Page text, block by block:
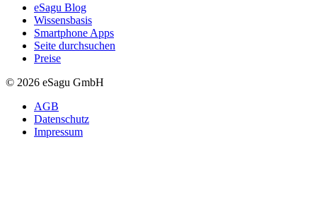
eSagu Blog
Wissensbasis
Smartphone Apps
Seite durchsuchen
Preise
© 2026 eSagu GmbH
AGB
Datenschutz
Impressum